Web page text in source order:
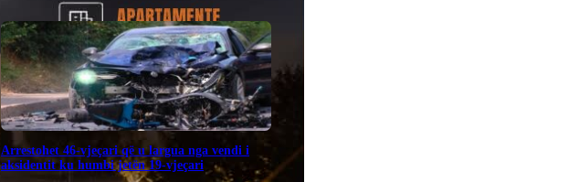
Arrestohet 46-vjeçari që u largua nga vendi i
aksidentit ku humbi jetën 19-vjeçari